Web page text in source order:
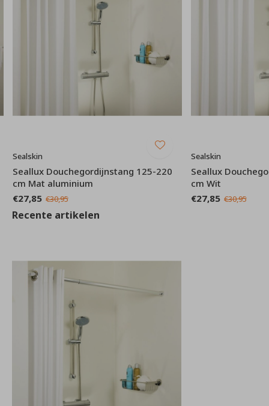
Sealskin
Seallux Douchegordijnstang 125-220
cm Mat aluminium
€27,85 €30,95
Sealskin
Seallux
cm Wit
€27,85 €30,95
Recente artikelen